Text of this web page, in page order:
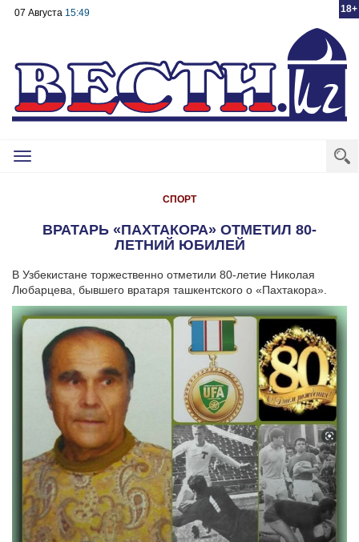
18+
07 Августа 15:49
Toggle
СПОРТ
ВРАТАРЬ «ПАХТАКОРА» ОТМЕТИЛ 80-
ЛЕТНИЙ ЮБИЛЕЙ
В Узбекистане торжественно отметили 80-летие Николая
Любарцева, бывшего вратаря ташкентского о «Пахтакора».